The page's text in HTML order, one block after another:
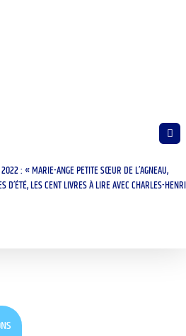
: « MARIE-ANGE PETITE SŒUR DE L’AGNEAU,
D’ÉTÉ, LES CENT LIVRES À LIRE AVEC CHARLES-HENRI